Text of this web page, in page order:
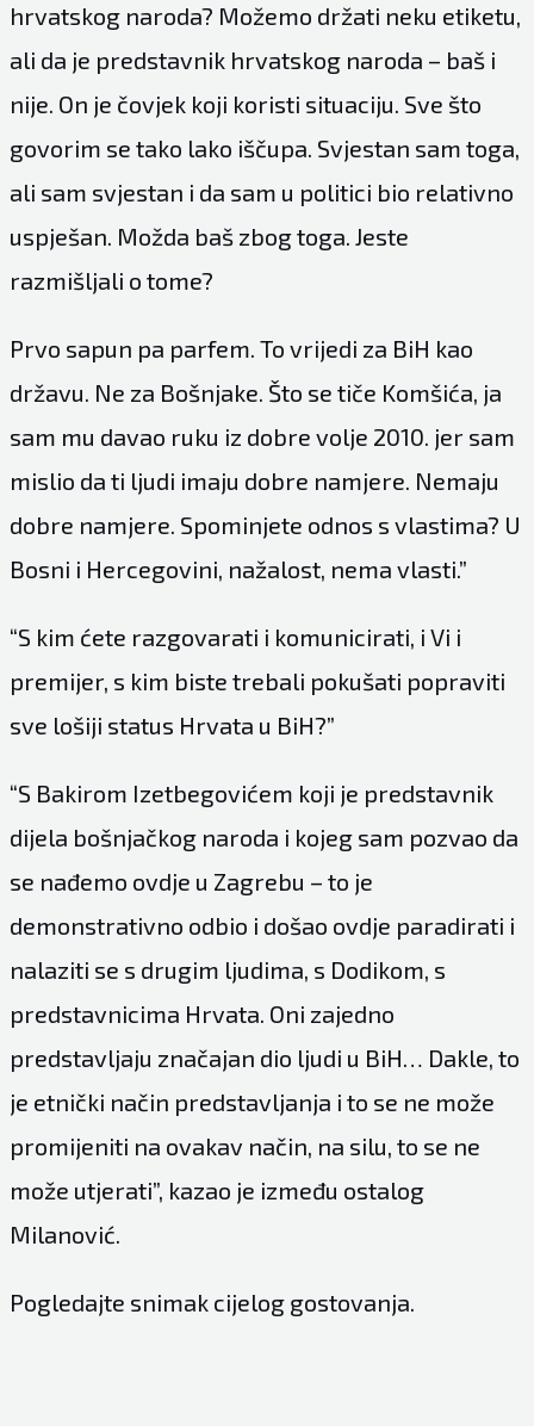
hrvatskog naroda? Možemo držati neku etiketu,
ali da je predstavnik hrvatskog naroda – baš i
nije. On je čovjek koji koristi situaciju. Sve što
govorim se tako lako iščupa. Svjestan sam toga,
ali sam svjestan i da sam u politici bio relativno
uspješan. Možda baš zbog toga. Jeste
razmišljali o tome?
Prvo sapun pa parfem. To vrijedi za BiH kao
državu. Ne za Bošnjake. Što se tiče Komšića, ja
sam mu davao ruku iz dobre volje 2010. jer sam
mislio da ti ljudi imaju dobre namjere. Nemaju
dobre namjere. Spominjete odnos s vlastima? U
Bosni i Hercegovini, nažalost, nema vlasti.”
“S kim ćete razgovarati i komunicirati, i Vi i
premijer, s kim biste trebali pokušati popraviti
sve lošiji status Hrvata u BiH?”
“S Bakirom Izetbegovićem koji je predstavnik
dijela bošnjačkog naroda i kojeg sam pozvao da
se nađemo ovdje u Zagrebu – to je
demonstrativno odbio i došao ovdje paradirati i
nalaziti se s drugim ljudima, s Dodikom, s
predstavnicima Hrvata. Oni zajedno
predstavljaju značajan dio ljudi u BiH… Dakle, to
je etnički način predstavljanja i to se ne može
promijeniti na ovakav način, na silu, to se ne
može utjerati”, kazao je između ostalog
Milanović.
Pogledajte snimak cijelog gostovanja.